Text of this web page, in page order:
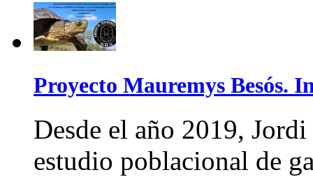
Proyecto Mauremys Besós.
Desde el año 2019,
estudio poblacional de